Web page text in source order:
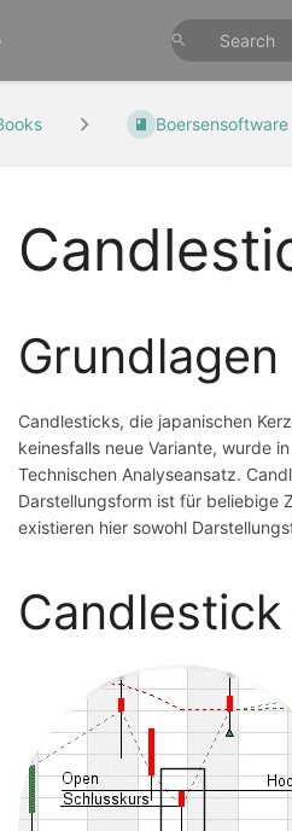
Boersensoftware
Grundlagen
Candlesticks, die japanischen
keinesfalls neue Variante, wurde
Technischen Analyseansatz.
Darstellungsform ist für beliebige
existieren hier sowohl